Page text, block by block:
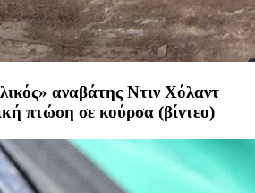
αναβάτης Ντιν Χόλαντ
πτώση σε κούρσα (βίντεο)